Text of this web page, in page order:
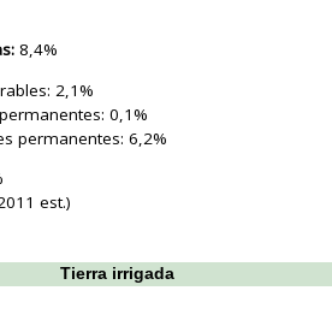
8,4%
2,1%
0,1%
permanentes: 6,2%
est.)
Tierra irrigada